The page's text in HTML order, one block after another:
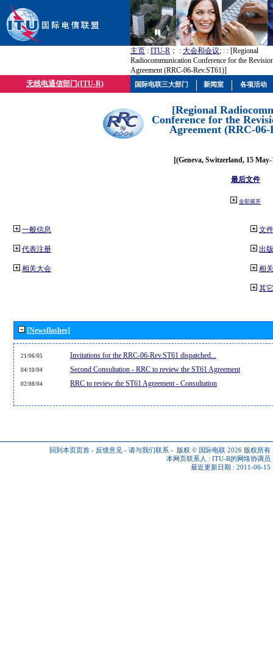
主页 : ITU-R ； : 大会和会议; : : [Regional
Radiocommunication Conference for the
Agreement (RRC-06-Rev.ST61)]
无线电通信部门(ITU-R)
[Regional
Conference for the
Agreement (RRC-06-
[(Geneva, Switzerland, 15
最后文件
全部展开
一般信息
代表注册
相关大会
文件
出
相
其
[Newsflashes]
21/06/05 Invitations for the RRC-06-Rev.ST61 dispatched...
04/10/04 Second Consultation - RRC to review the ST61 Agreement
02/08/04 RRC to review the ST61 Agreement - Consultation
回到本页页首 - 反馈意见 - 请与我们联系 - 版权 © 国际电联 2026 版权所有
本网页联系人 : ITU-R的网络协调员
最近更新日期 : 2011-06-15
国际电联三大部门 新闻室 各项活动